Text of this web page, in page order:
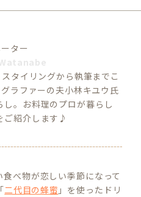
ター
タイリングから執筆までこ
ラファーの夫小林キユウ氏
。お料理のプロが暮らし
ご紹介します♪
べ物が恋しい季節になって
二代目の蜂蜜 」を使ったドリ